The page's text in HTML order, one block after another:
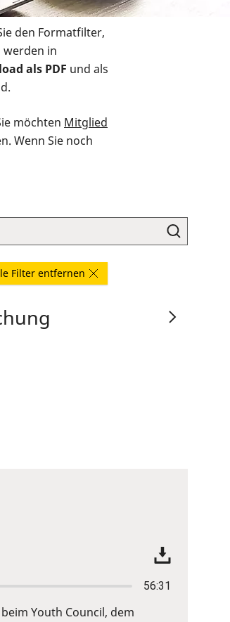
den Formatfilter,
werden in
als PDF und als
möchten Mitglied
Wenn Sie noch
Filter entfernen
56:31
Youth Council, dem